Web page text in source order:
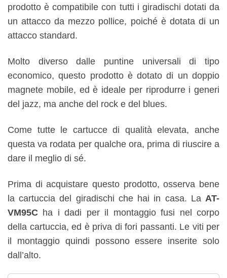
prodotto è compatibile con tutti i giradischi dotati da
un attacco da mezzo pollice, poiché è dotata di un
attacco standard.
Molto diverso dalle puntine universali di tipo
economico, questo prodotto è dotato di un doppio
magnete mobile, ed è ideale per riprodurre i generi
del jazz, ma anche del rock e del blues.
Come tutte le cartucce di qualità elevata, anche
questa va rodata per qualche ora, prima di riuscire a
dare il meglio di sé.
Prima di acquistare questo prodotto, osserva bene
la cartuccia del giradischi che hai in casa. La AT-
VM95C ha i dadi per il montaggio fusi nel corpo
della cartuccia, ed è priva di fori passanti. Le viti per
il montaggio quindi possono essere inserite solo
dall’alto.